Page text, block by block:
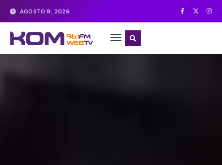
AGOSTO 9, 2026